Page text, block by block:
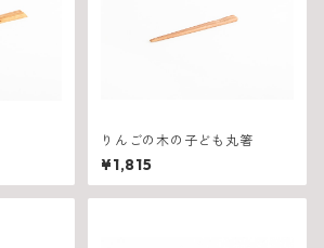
りんごの木の子ども丸箸
¥1,815